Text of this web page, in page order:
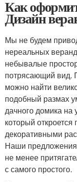
Как
Дизайн
Мы не будем
нереальных
небывалые
потрясающий вид.
можно найти
подобный размах
дачного домика на
который
декоративными
Наши
не менее
с самого простого.